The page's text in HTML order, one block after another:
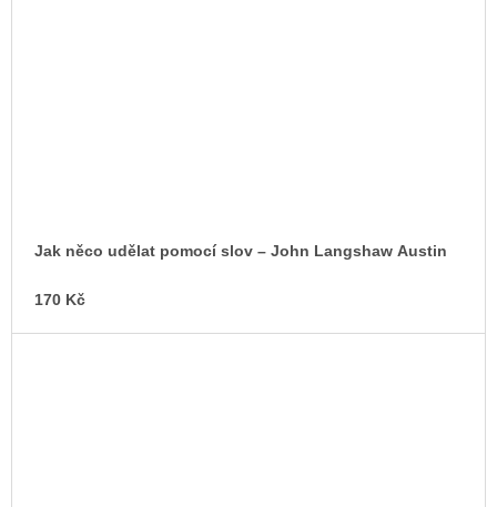
Jak něco udělat pomocí slov – John Langshaw Austin
170 Kč